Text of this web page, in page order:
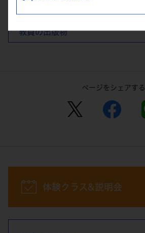
教員の出版物
ページをシェアする
体験クラス&説明会